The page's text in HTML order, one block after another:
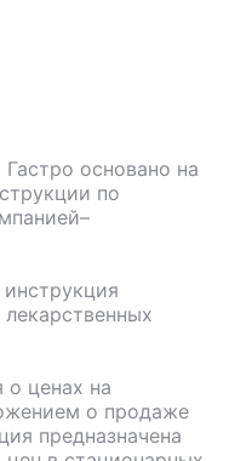
Гастро основано на
по
о ценах на
о продаже
предназначена